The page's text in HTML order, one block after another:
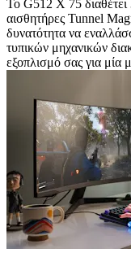
Το G512 X 75
αισθητήρες Tunnel
δυνατότητα να
τυπικών μηχανικών
εξοπλισμό σας για μία